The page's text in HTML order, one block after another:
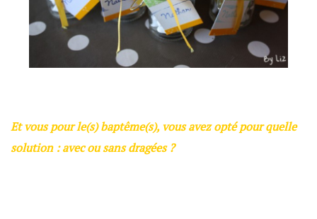
Et vous pour le(s) baptême(s), vous avez opté pour quelle
solution : avec ou sans dragées ?